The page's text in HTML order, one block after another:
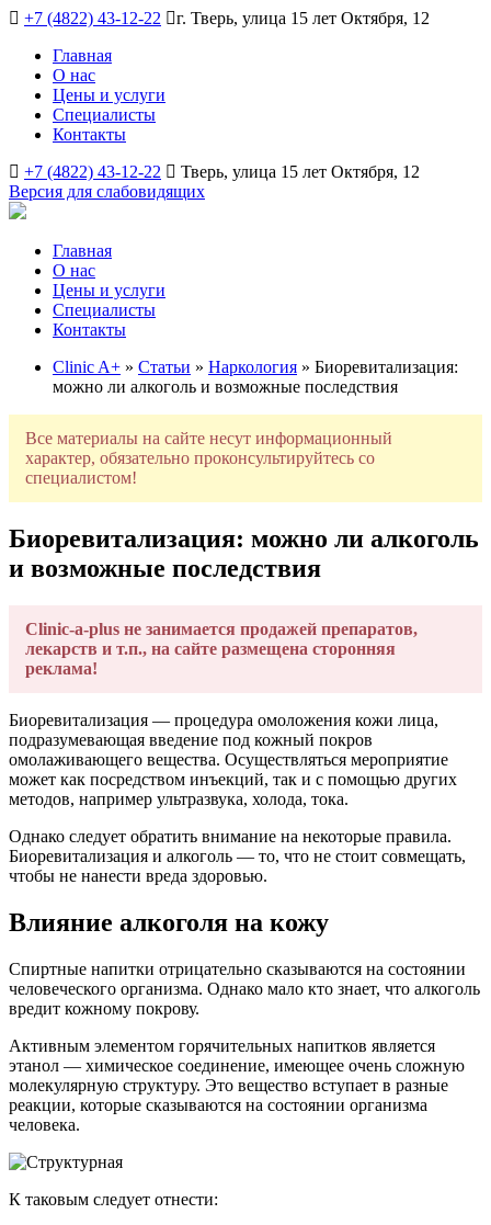
+7 (4822) 43-12-22
г. Тверь, улица 15 лет Октября, 12
Главная
О нас
Цены и услуги
Специалисты
Контакты
+7 (4822) 43-12-22
Тверь, улица 15 лет Октября, 12
Версия для слабовидящих
Главная
О нас
Цены и услуги
Специалисты
Контакты
Clinic A+ » Статьи » Наркология » Биоревитализация:
можно ли алкоголь и возможные последствия
Все материалы на сайте несут информационный
характер, обязательно проконсультируйтесь со
специалистом!
Биоревитализация: можно ли алкоголь
и возможные последствия
Clinic-a-plus не занимается продажей препаратов,
лекарств и т.п., на сайте размещена сторонняя
реклама!
Биоревитализация — процедура омоложения кожи лица,
подразумевающая введение под кожный покров
омолаживающего вещества. Осуществляться мероприятие
может как посредством инъекций, так и с помощью других
методов, например ультразвука, холода, тока.
Однако следует обратить внимание на некоторые правила.
Биоревитализация и алкоголь — то, что не стоит совмещать,
чтобы не нанести вреда здоровью.
Влияние алкоголя на кожу
Спиртные напитки отрицательно сказываются на состоянии
человеческого организма. Однако мало кто знает, что алкоголь
вредит кожному покрову.
Активным элементом горячительных напитков является
этанол — химическое соединение, имеющее очень сложную
молекулярную структуру. Это вещество вступает в разные
реакции, которые сказываются на состоянии организма
человека.
К таковым следует отнести: